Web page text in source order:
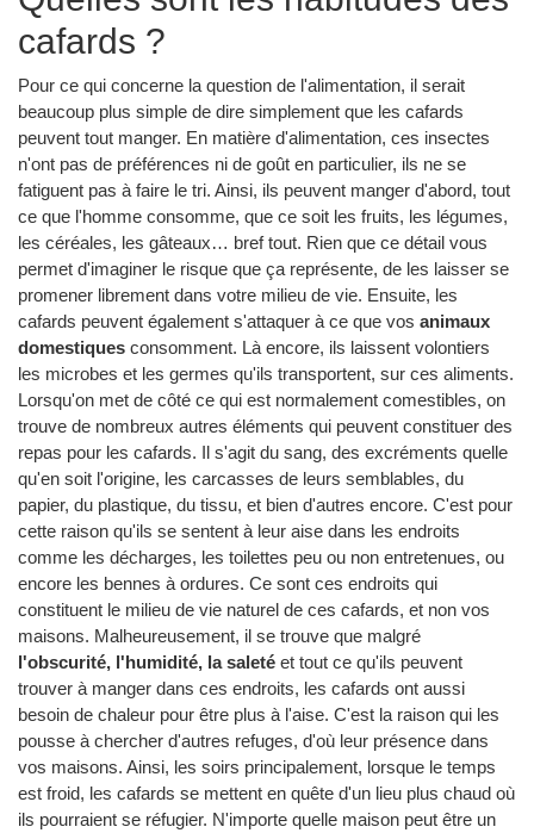
cafards ?
Pour ce qui concerne la question de l'alimentation, il serait
beaucoup plus simple de dire simplement que les cafards
peuvent tout manger. En matière d'alimentation, ces insectes
n'ont pas de préférences ni de goût en particulier, ils ne se
fatiguent pas à faire le tri. Ainsi, ils peuvent manger d'abord, tout
ce que l'homme consomme, que ce soit les fruits, les légumes,
les céréales, les gâteaux… bref tout. Rien que ce détail vous
permet d'imaginer le risque que ça représente, de les laisser se
promener librement dans votre milieu de vie. Ensuite, les
cafards peuvent également s'attaquer à ce que vos animaux
domestiques consomment. Là encore, ils laissent volontiers
les microbes et les germes qu'ils transportent, sur ces aliments.
Lorsqu'on met de côté ce qui est normalement comestibles, on
trouve de nombreux autres éléments qui peuvent constituer des
repas pour les cafards. Il s'agit du sang, des excréments quelle
qu'en soit l'origine, les carcasses de leurs semblables, du
papier, du plastique, du tissu, et bien d'autres encore. C'est pour
cette raison qu'ils se sentent à leur aise dans les endroits
comme les décharges, les toilettes peu ou non entretenues, ou
encore les bennes à ordures. Ce sont ces endroits qui
constituent le milieu de vie naturel de ces cafards, et non vos
maisons. Malheureusement, il se trouve que malgré
l'obscurité, l'humidité, la saleté et tout ce qu'ils peuvent
trouver à manger dans ces endroits, les cafards ont aussi
besoin de chaleur pour être plus à l'aise. C'est la raison qui les
pousse à chercher d'autres refuges, d'où leur présence dans
vos maisons. Ainsi, les soirs principalement, lorsque le temps
est froid, les cafards se mettent en quête d'un lieu plus chaud où
ils pourraient se réfugier. N'importe quelle maison peut être un